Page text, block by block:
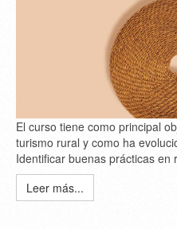
El curso tiene como principal
turismo rural y como ha
Identificar buenas prácticas en
Leer más...